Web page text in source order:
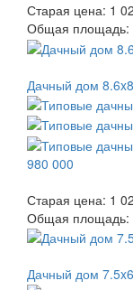
Старая цена: 1
Общая площадь:
Дачный дом
980 000
Старая цена: 1
Общая площадь:
Дачный дом